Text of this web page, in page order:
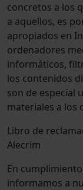
concretos a los
a aquellos, es
apropiados en
ordenadores
informáticos,
los contenidos
son de especial
materiales a los
Libro de
Alecrim
En
informamos a